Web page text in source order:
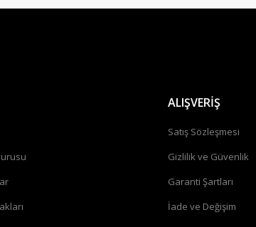
ALIŞVERİŞ
Satış Sözleşmesi
Gizlilik ve Güvenlik
Garanti Şartları
İade ve Değişim